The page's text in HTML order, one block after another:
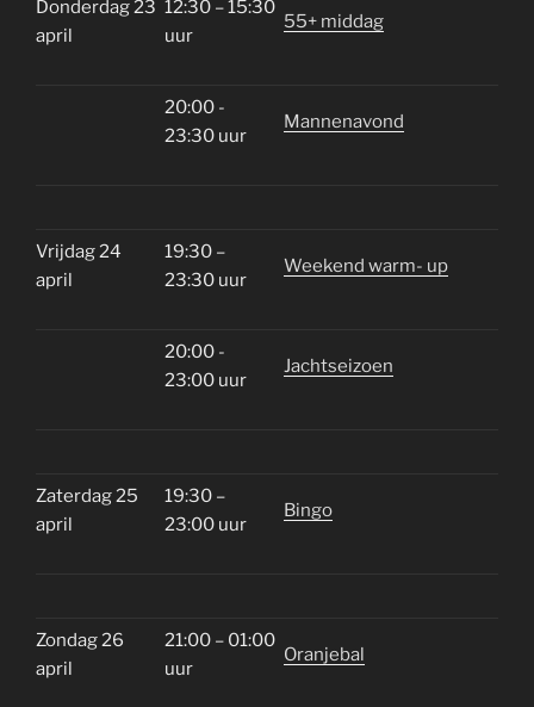
Donderdag 23
april
12:30 – 15:30
uur
55+ middag
20:00 -
23:30 uur
Mannenavond
Vrijdag 24
april
19:30 –
23:30 uur
Weekend warm- up
20:00 -
23:00 uur
Jachtseizoen
Zaterdag 25
april
19:30 –
23:00 uur
Bingo
Zondag 26
april
21:00 – 01:00
uur
Oranjebal